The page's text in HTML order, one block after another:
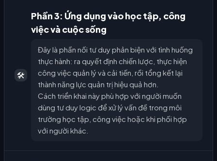
🛠️
Phần 3: Ứng dụng vào học tập, công
việc và cuộc sống
Đây là phần nối tư duy phản biện với tình huống
thực hành: ra quyết định chiến lược, thực hiện
công việc quản lý và cải tiến, rồi tổng kết lại
thành năng lực quản trị hiệu quả hơn.
Cách triển khai này phù hợp với người muốn
dùng tư duy logic để xử lý vấn đề trong môi
trường học tập, công việc hoặc khi phối hợp
với người khác.